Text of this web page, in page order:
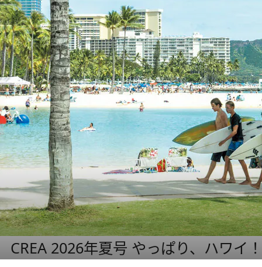
CREA 2026年夏号 やっぱり、ハワイ